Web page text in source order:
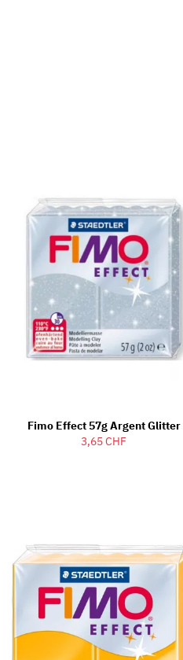
Fimo Effect 57g Argent Glitter
3,65 CHF